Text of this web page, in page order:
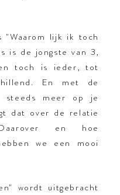
"Waarom lijk ik toch
is de jongste van 3,
toch is ieder, tot
En met de
meer op je
dat over de relatie
en hoe
we een mooi
wordt uitgebracht